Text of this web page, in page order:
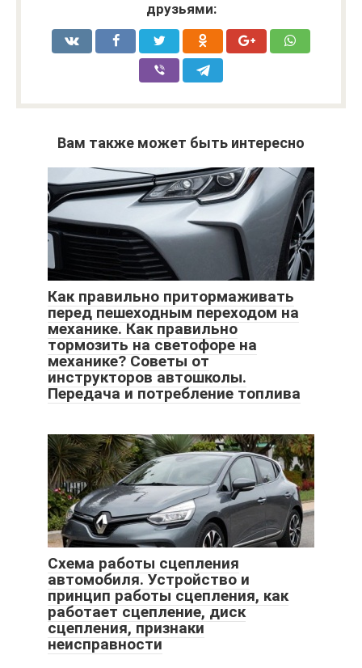
друзьями:
Вам также может быть интересно
Как правильно притормаживать
перед пешеходным переходом на
механике. Как правильно
тормозить на светофоре на
механике? Советы от
инструкторов автошколы.
Передача и потребление топлива
Схема работы сцепления
автомобиля. Устройство и
принцип работы сцепления, как
работает сцепление, диск
сцепления, признаки
неисправности